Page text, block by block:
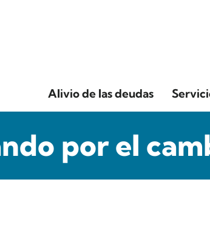
Alivio de las deudas
por el